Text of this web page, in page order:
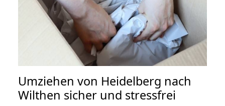
Umziehen von Heidelberg nach
Wilthen sicher und stressfrei